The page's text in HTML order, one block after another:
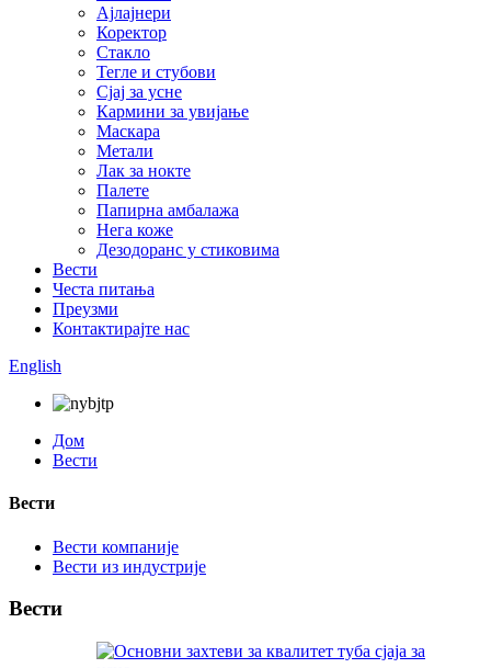
Ајлајнери
Коректор
Стакло
Тегле и стубови
Сјај за усне
Кармини за увијање
Маскара
Метали
Лак за нокте
Палете
Папирна амбалажа
Нега коже
Дезодоранс у стиковима
Вести
Честа питања
Преузми
Контактирајте нас
English
Дом
Вести
Вести
Вести компаније
Вести из индустрије
Вести